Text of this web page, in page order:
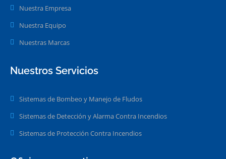
Nuestra Empresa
Nuestra Equipo
Nuestras Marcas
Nuestros Servicios
Sistemas de Bombeo y Manejo de Fludos
Sistemas de Detección y Alarma Contra Incendios
Sistemas de Protección Contra Incendios